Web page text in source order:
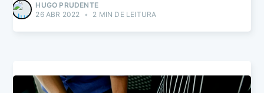
HUGO PRUDENTE
26 ABR 2022 • 2 MIN DE LEITURA